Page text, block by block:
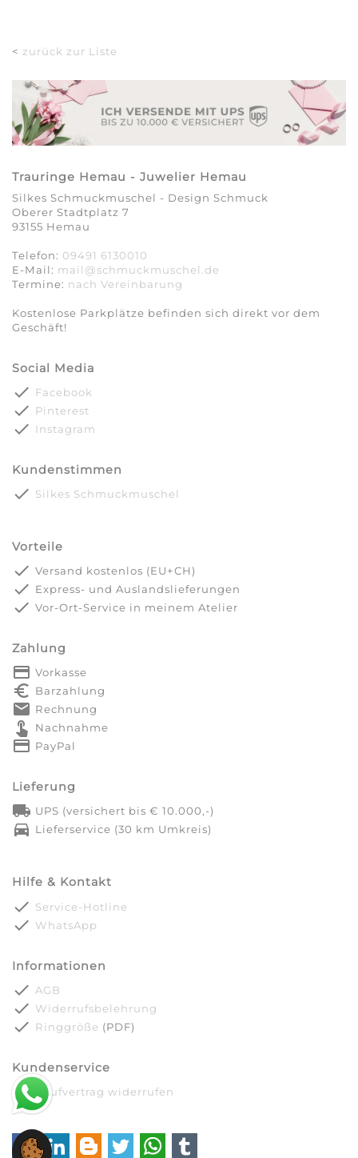
< zurück zur Liste
Trauringe Hemau - Juwelier Hemau
Silkes Schmuckmuschel - Design Schmuck
Oberer Stadtplatz 7
93155 Hemau
Telefon: 09491 6130010
E-Mail: mail@schmuckmuschel.de
Termine: nach Vereinbarung​​​​​​​
Kostenlose Parkplätze befinden sich direkt vor dem
Geschäft!
Social Media
done Facebook
done Pinterest
done Instagram
Kundenstimmen
done Silkes Schmuckmuschel
Vorteile
done Versand kostenlos (EU+CH)
done Express- und Auslandslieferungen
done Vor-Ort-Service in meinem Atelier
Zahlung
payment Vorkasse
euro_symbol Barzahlung
markunread Rechnung
touch_app Nachnahme
credit_card PayPal
Lieferung
local_shipping UPS (versichert bis € 10.000,-)
directions_car Lieferservice (30 km Umkreis)
Hilfe & Kontakt
done Service-Hotline
done WhatsApp
Informationen
done AGB
done Widerrufsbelehrung
done Ringgröße (PDF)
Kundenservice
done Kaufvertrag widerrufen